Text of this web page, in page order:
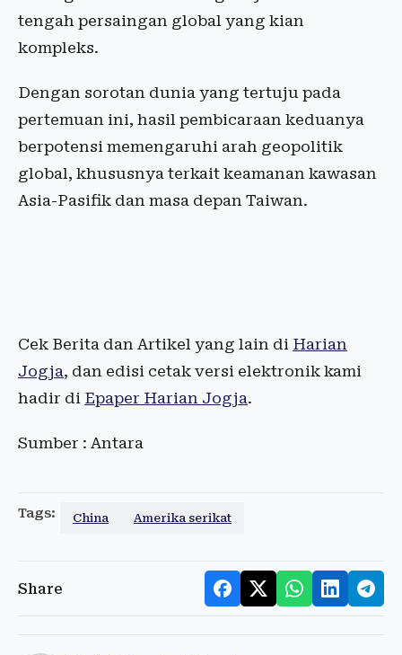
tengah persaingan global yang kian
kompleks.
Dengan sorotan dunia yang tertuju pada
pertemuan ini, hasil pembicaraan keduanya
berpotensi memengaruhi arah geopolitik
global, khususnya terkait keamanan kawasan
Asia-Pasifik dan masa depan Taiwan.
Cek Berita dan Artikel yang lain di Harian
Jogja, dan edisi cetak versi elektronik kami
hadir di Epaper Harian Jogja.
Sumber : Antara
Tags: China Amerika serikat
Share